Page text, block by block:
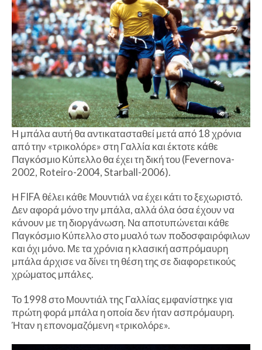
Η μπάλα αυτή θα αντικατασταθεί μετά από 18 χρόνια
από την «τρικολόρε» στη Γαλλία και έκτοτε κάθε
Παγκόσμιο Κύπελλο θα έχει τη δική του (Fevernova-
2002, Roteiro-2004, Starball-2006).
Η FIFA θέλει κάθε Μουντιάλ να έχει κάτι το ξεχωριστό.
Δεν αφορά μόνο την μπάλα, αλλά όλα όσα έχουν να
κάνουν με τη διοργάνωση. Να αποτυπώνεται κάθε
Παγκόσμιο Κύπελλο στο μυαλό των ποδοσφαιρόφιλων
και όχι μόνο. Με τα χρόνια η κλασική ασπρόμαυρη
μπάλα άρχισε να δίνει τη θέση της σε διαφορετικούς
χρώματος μπάλες.
Το 1998 στο Μουντιάλ της Γαλλίας εμφανίστηκε για
πρώτη φορά μπάλα η οποία δεν ήταν ασπρόμαυρη.
Ήταν η επονομαζόμενη «τρικολόρε».